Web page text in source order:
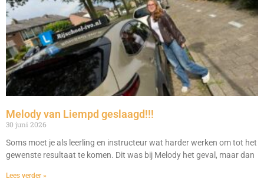
Melody van Liempd geslaagd!!!
30 juni 2026
Soms moet je als leerling en instructeur wat harder werken om tot het
gewenste resultaat te komen. Dit was bij Melody het geval, maar dan
Lees verder »